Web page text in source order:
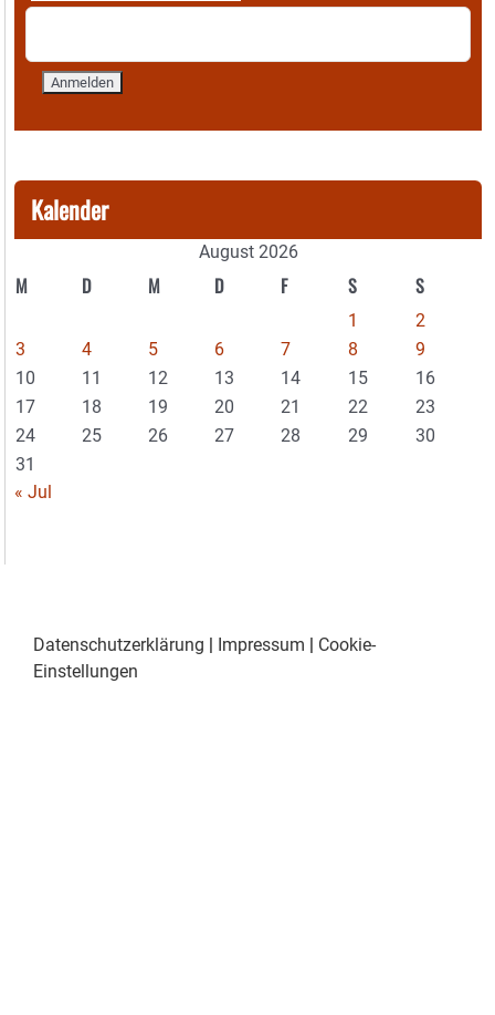
Kalender
August 2026
M D M D F S S
1
2
3
4 5 6 7 8
9
10
11 12 13 14 15
16
17
18 19 20 21 22
23
24
25 26 27 28 29
30
31
« Jul
Datenschutzerklärung | Impressum | Cookie-
Einstellungen